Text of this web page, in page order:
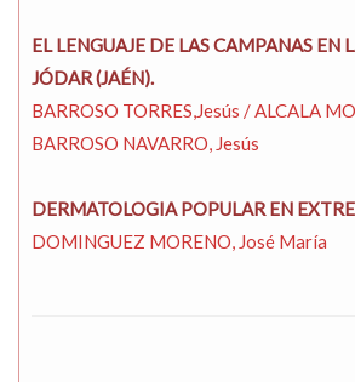
EL LENGUAJE DE LAS CAMPANAS EN
JÓDAR (JAÉN).
BARROSO TORRES,Jesús / ALCALA
BARROSO NAVARRO, Jesús
DERMATOLOGIA POPULAR EN
DOMINGUEZ MORENO, José María